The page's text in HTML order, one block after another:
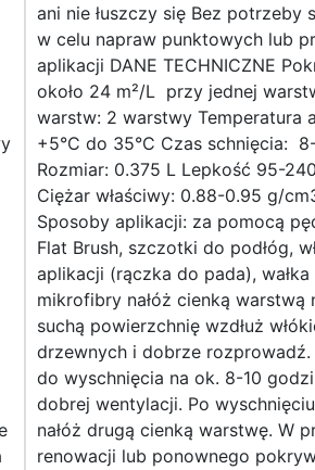
ani nie łuszczy się Bez potrzeby
w celu napraw punktowych lub
aplikacji DANE TECHNICZNE
około 24 m²/L przy jednej
warstw: 2 warstwy Temperatura
+5°C do 35°C Czas schnięcia:
Rozmiar: 0.375 L Lepkość 95-
Ciężar właściwy: 0.88-0.95 g/
Sposoby aplikacji: za pomocą
Flat Brush, szczotki do podłóg,
aplikacji (rączka do pada), wałka
mikrofibry nałóż cienką warstwą
suchą powierzchnię wzdłuż
drzewnych i dobrze rozprowadź.
do wyschnięcia na ok. 8-10
dobrej wentylacji. Po
nałóż drugą cienką warstwę. W
renowacji lub ponownego